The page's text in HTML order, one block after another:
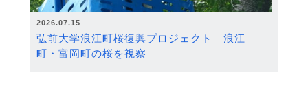
2026.07.15
弘前大学浪江町桜復興プロジェクト 浪江
町・富岡町の桜を視察